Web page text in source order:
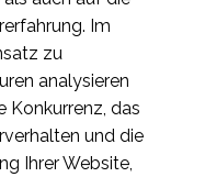
0
2
Im
zu
analysieren
Konkurrenz, das
und die
Ihrer Website,